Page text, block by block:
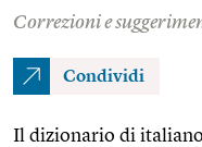
Correzioni e
Condividi
Il dizionario di